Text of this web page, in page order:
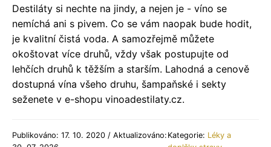
Destiláty si nechte na jindy, a nejen je - víno se
nemíchá ani s pivem. Co se vám naopak bude hodit,
je kvalitní čistá voda. A samozřejmě můžete
okoštovat více druhů, vždy však postupujte od
lehčích druhů k těžším a starším. Lahodná a cenově
dostupná vína všeho druhu, šampaňské i sekty
seženete v e-shopu vinoadestilaty.cz.
Publikováno: 17. 10. 2020 / Aktualizováno: Kategorie: Léky a